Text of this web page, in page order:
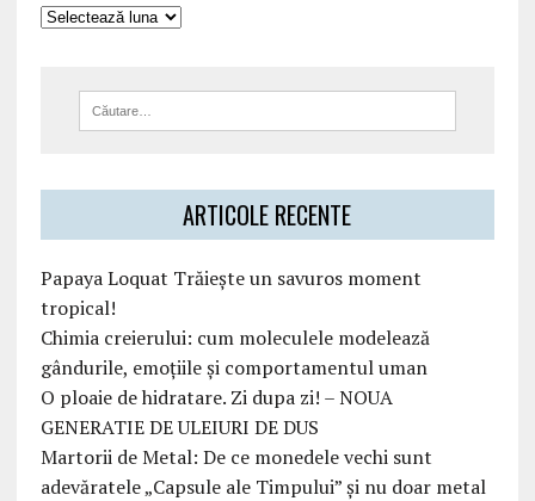
ARTICOLE RECENTE
Papaya Loquat Trăiește un savuros moment
tropical!
Chimia creierului: cum moleculele modelează
gândurile, emoțiile și comportamentul uman
O ploaie de hidratare. Zi dupa zi! – NOUA
GENERATIE DE ULEIURI DE DUS
Martorii de Metal: De ce monedele vechi sunt
adevăratele „Capsule ale Timpului” și nu doar metal